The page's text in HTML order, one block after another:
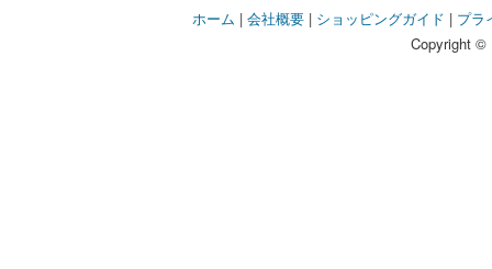
ホーム | 会社概要| ショッピングガイド | プラ
Copyright ©